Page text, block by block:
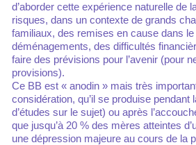
d’aborder cette expérience naturelle de
risques, dans un contexte de grands
familiaux, des remises en cause dans
déménagements, des difficultés
faire des prévisions pour l’avenir (pour
provisions).
Ce BB est « anodin » mais très
considération, qu’il se produise pendant
d’études sur le sujet) ou après
que jusqu’à 20 % des mères atteintes
une dépression majeure au cours de la